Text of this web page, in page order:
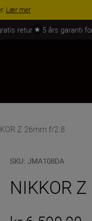
i dag.
retur 5 års garanti
Z 26mm f/2.8
SKU:JMA108DA
NIKKOR